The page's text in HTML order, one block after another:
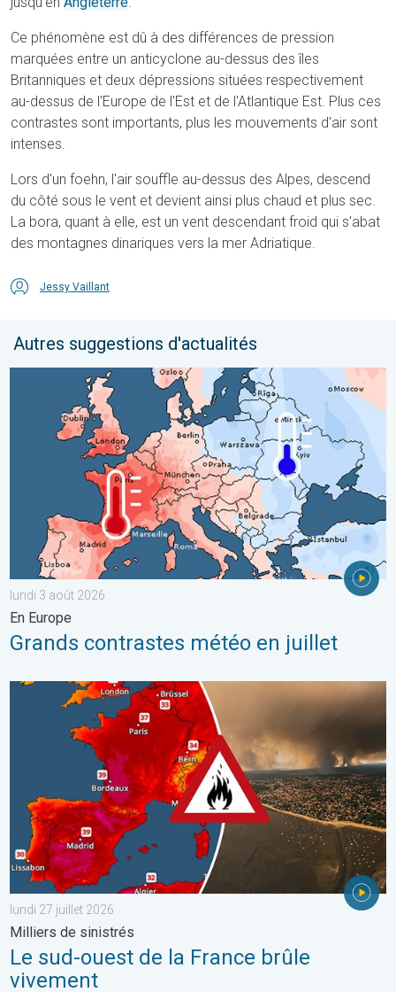
Ce phénomène est dû à des différences de pression
marquées entre un anticyclone au-dessus des îles
Britanniques et deux dépressions situées respectivement
au-dessus de l'Europe de l'Est et de l'Atlantique Est. Plus ces
contrastes sont importants, plus les mouvements d'air sont
intenses.
Lors d'un foehn, l'air souffle au-dessus des Alpes, descend
du côté sous le vent et devient ainsi plus chaud et plus sec.
La bora, quant à elle, est un vent descendant froid qui s'abat
des montagnes dinariques vers la mer Adriatique.
Jessy Vaillant
Autres suggestions d'actualités
Grands contrastes météo en juillet. En Europe. . . lundi 3 août
lundi 3 août 2026
En Europe
Grands contrastes météo en juillet
Le sud-ouest de la France brûle vivement. Milliers de sinistrés.
lundi 27 juillet 2026
Milliers de sinistrés
Le sud-ouest de la France brûle
vivement